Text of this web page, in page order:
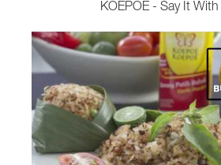
KOEPOE - Say It With